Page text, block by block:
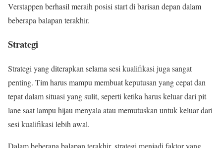
Verstappen berhasil meraih posisi start di barisan depan dalam
beberapa balapan terakhir.
Strategi
Strategi yang diterapkan selama sesi kualifikasi juga sangat
penting. Tim harus mampu membuat keputusan yang cepat dan
tepat dalam situasi yang sulit, seperti ketika harus keluar dari pit
lane saat lampu hijau menyala atau memutuskan untuk keluar dari
sesi kualifikasi lebih awal.
Dalam beberapa balapan terakhir, strategi menjadi faktor yang